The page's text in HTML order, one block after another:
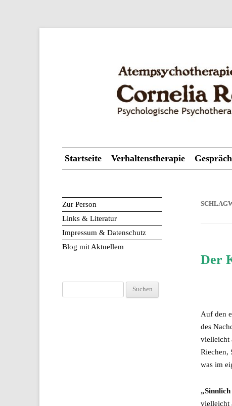
Atempsychotherapie
Startseite Verhaltenstherapie
Der
Auf den
des
vielleicht
Riechen,
was im
„Sinnlich
vielleicht
Zur Person
Links & Literatur
Impressum & Datenschutz
Blog mit Aktuellem